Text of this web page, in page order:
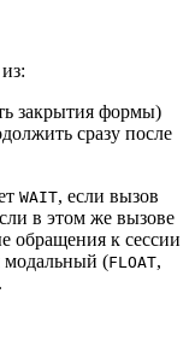
закрытия формы)
сразу после
WAIT, если вызов
в этом же вызове
обращения к сессии
модальный (FLOAT,
.